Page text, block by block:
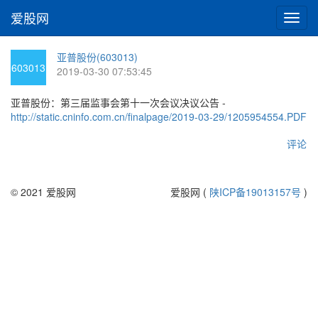
切
换
爱股网
603013
亚普股份(603013)
2019-03-30 07:53:45
亚普股份：第三届监事会第十一次会议决议公告 -
http://static.cninfo.com.cn/finalpage/2019-03-29/1205954554.PDF
评论
© 2021 爱股网 爱股网 ( 陕ICP备19013157号 )